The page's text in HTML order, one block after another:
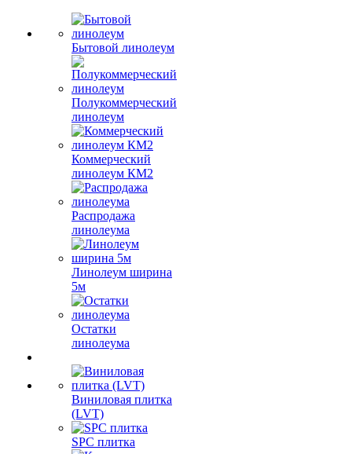
Бытовой линолеум
Полукоммерческий
линолеум
Коммерческий
линолеум КМ2
Распродажа
линолеума
Линолеум ширина
5м
Остатки
линолеума
Виниловая плитка
(LVT)
SPC плитка